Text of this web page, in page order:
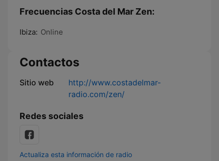
Frecuencias Costa del Mar Zen:
Ibiza: Online
Contactos
Sitio web
http://www.costadelmar-
radio.com/zen/
Redes sociales
Actualiza esta información de radio